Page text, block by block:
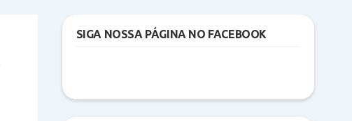
SIGA NOSSA PÁGINA NO FACEBOOK